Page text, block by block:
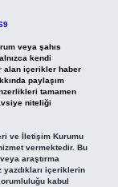
veya şahıs
kendi
alan içerikler haber
paylaşım
tamamen
niteliği
ve İletişim Kurumu
vermektedir. Bu
araştırma
yazdıkları içeriklerin
kabul